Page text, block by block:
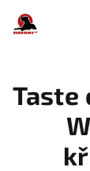
obsah
Taste